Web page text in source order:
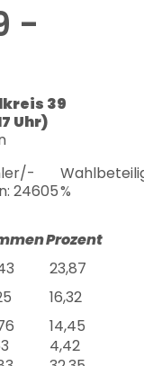
-
39
Uhr)
24605%
Prozent
23,87
16,32
14,45
4,42